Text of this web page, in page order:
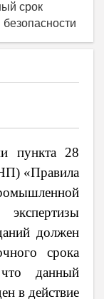
срок
пункта 28
«Правила
должен
срока
данный
в действие